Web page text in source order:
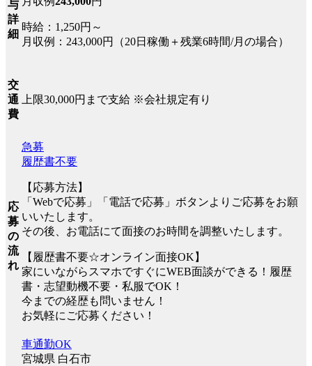
与
詳
細
時給：1,250円～
月収例：243,000円（20日稼働＋残業6時間/月の場合）
交
通
費
上限30,000円まで支給 ※会社規定有り
応
募
の
流
れ
急募
履歴書不要
【応募方法】
「Webで応募」「電話で応募」ボタンよりご応募をお願
いいたします。
その後、お電話にて面接のお時間を調整いたします。
【履歴書不要☆オンライン面接OK】
家にいながらスマホですぐにWEB面談ができる！履歴
書・志望動機不要・私服でOK！
今までの経歴も問いません！
お気軽にご応募ください！
車通勤OK
宮城県 白石市